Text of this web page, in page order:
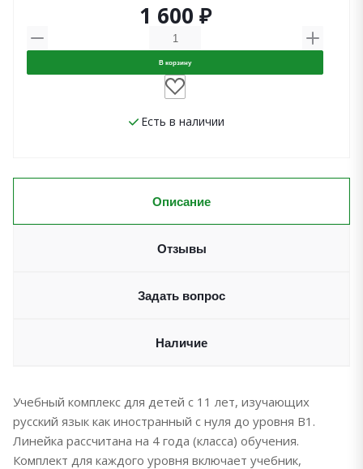
1 600 ₽
В корзину
Есть в наличии
Описание
Отзывы
Задать вопрос
Наличие
Учебный комплекс для детей с 11 лет, изучающих
русский язык как иностранный с нуля до уровня В1.
Линейка рассчитана на 4 года (класса) обучения.
Комплект для каждого уровня включает учебник,